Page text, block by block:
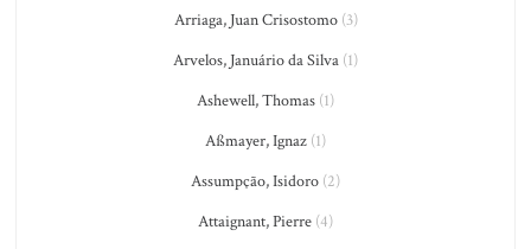
Arriaga, Juan Crisostomo(3)
Arvelos, Januário da Silva (1)
Ashewell, Thomas (1)
Aßmayer, Ignaz (1)
Assumpção, Isidoro (2)
Attaignant, Pierre (4)